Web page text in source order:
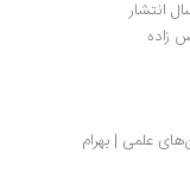
مروری بر حکایت دانشگاه؛ جامعه‌شناسی سازمان‌های علمی | بهرام